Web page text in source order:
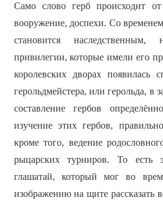
Само слово герб происходит
вооружение, доспехи. Со
становится
привилегии, которые имели его
королевских дворах появилась
герольдмейстера, или герольда, в
составление гербов
изучение этих гербов,
кроме того, ведение
рыцарских турниров. То есть
глашатай, который мог во
изображению на щите рассказать